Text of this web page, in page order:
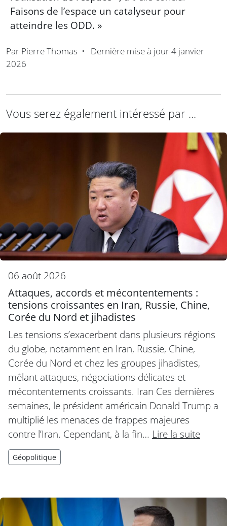
Faisons de l’espace un catalyseur pour
atteindre les ODD. »
Par Pierre Thomas • Dernière mise à jour4 janvier
2026
Vous serez également intéressé par ...
06 août 2026
Attaques, accords et mécontentements :
tensions croissantes en Iran, Russie, Chine,
Corée du Nord et jihadistes
Les tensions s’exacerbent dans plusieurs régions
du globe, notamment en Iran, Russie, Chine,
Corée du Nord et chez les groupes jihadistes,
mêlant attaques, négociations délicates et
mécontentements croissants. Iran Ces dernières
semaines, le président américain Donald Trump a
multiplié les menaces de frappes majeures
contre l’Iran. Cependant, à la fin… Lire la suite
Géopolitique